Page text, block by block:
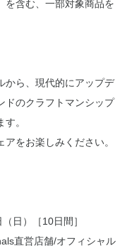
を含む、一部対象商品を
から、現代的にアップデ
ドのクラフトマンシップ
。
をお楽しみください。
日）［10日間］
直営店舗/オフィシャル